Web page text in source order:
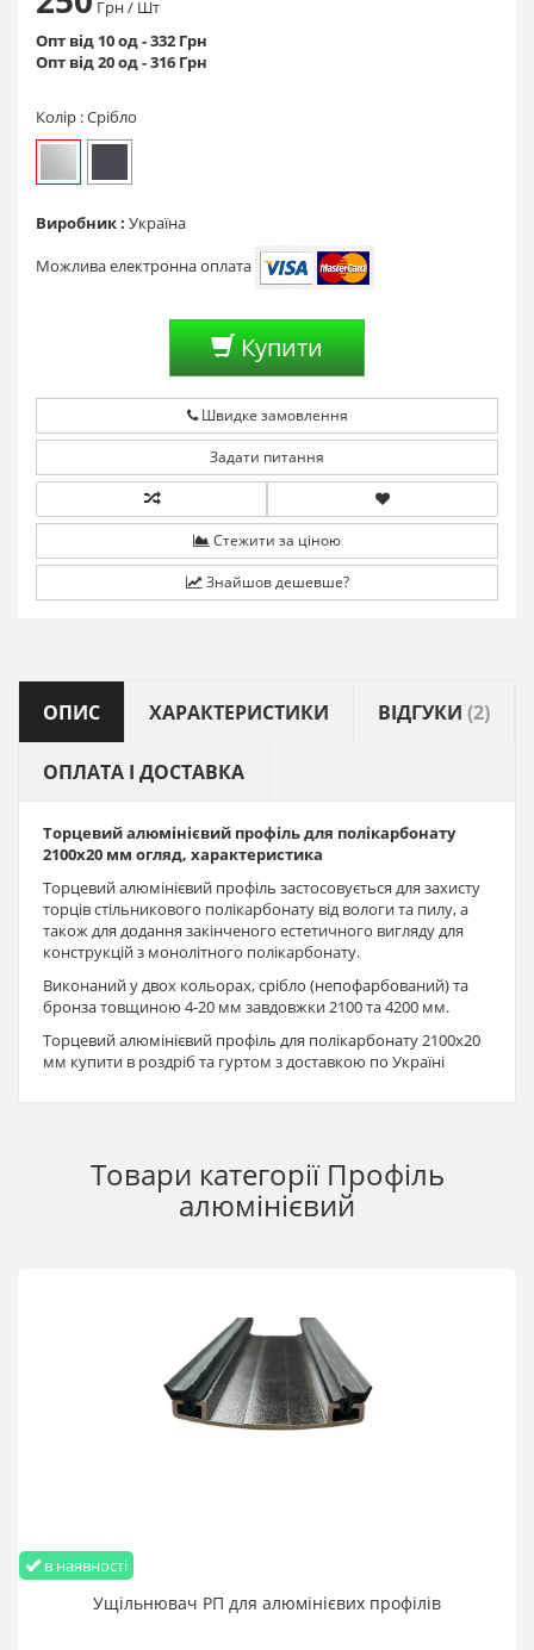
Грн/ Шт
Опт від 10 од - 332 Грн
Опт від 20 од - 316 Грн
Колір :Срібло
Виробник : Україна
Можлива електронна оплата
Купити
Швидке замовлення
Задати питання
Стежити за ціною
Знайшов дешевше?
ОПИС ХАРАКТЕРИСТИКИ ВІДГУКИ (2)
ОПЛАТА І ДОСТАВКА
Торцевий алюмінієвий профіль для полікарбонату
2100х20 мм огляд, характеристика
Торцевий алюмінієвий профіль застосовується для захисту
торців стільникового полікарбонату від вологи та пилу, а
також для додання закінченого естетичного вигляду для
конструкцій з монолітного полікарбонату.
Виконаний у двох кольорах, срібло (непофарбований) та
бронза товщиною 4-20 мм завдовжки 2100 та 4200 мм.
Торцевий алюмінієвий профіль для полікарбонату 2100х20
мм купити в роздріб та гуртом з доставкою по Україні
Товари категорії Профіль
алюмінієвий
в наявності
Ущільнювач РП для алюмінієвих профілів